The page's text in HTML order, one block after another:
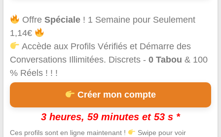
OffreSpéciale ! 1 Semaine pour Seulement
1,14€
Accède aux Profils Vérifiés et Démarre des
Conversations Illimitées. Discrets - 0 Tabou & 100
% Réels ! ! !
Créer mon compte
3 heures, 59 minutes et 53 s *
Ces profils sont en ligne maintenant ! Swipe pour voir